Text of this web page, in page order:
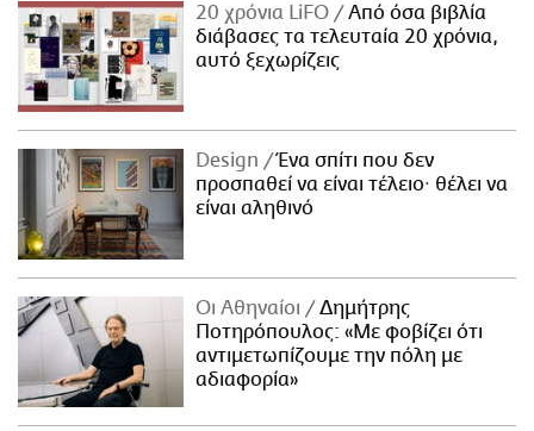
20 χρόνια LiFO
Από όσα βιβλία
διάβασες τα τελευταία 20 χρόνια,
αυτό ξεχωρίζεις
Design
Ένα σπίτι που δεν
προσπαθεί να είναι τέλειο· θέλει να
είναι αληθινό
Οι Αθηναίοι
Δημήτρης
Ποτηρόπουλος: «Με φοβίζει ότι
αντιμετωπίζουμε την πόλη με
αδιαφορία»